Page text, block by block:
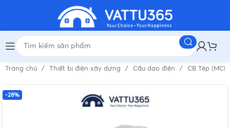
Trang chủ Thiết bị điện xây dựng Cầu dao điện CB Tép
-28%